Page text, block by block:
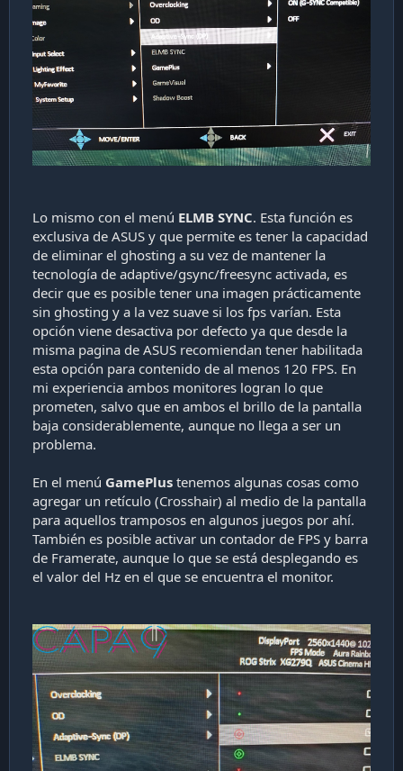
Lo mismo con el menú ELMB SYNC. Esta función es
exclusiva de ASUS y que permite es tener la capacidad
de eliminar el ghosting a su vez de mantener la
tecnología de adaptive/gsync/freesync activada, es
decir que es posible tener una imagen prácticamente
sin ghosting y a la vez suave si los fps varían. Esta
opción viene desactiva por defecto ya que desde la
misma pagina de ASUS recomiendan tener habilitada
esta opción para contenido de al menos 120 FPS. En
mi experiencia ambos monitores logran lo que
prometen, salvo que en ambos el brillo de la pantalla
baja considerablemente, aunque no llega a ser un
problema.
En el menú GamePlus tenemos algunas cosas como
agregar un retículo (Crosshair) al medio de la pantalla
para aquellos tramposos en algunos juegos por ahí.
También es posible activar un contador de FPS y barra
de Framerate, aunque lo que se está desplegando es
el valor del Hz en el que se encuentra el monitor.